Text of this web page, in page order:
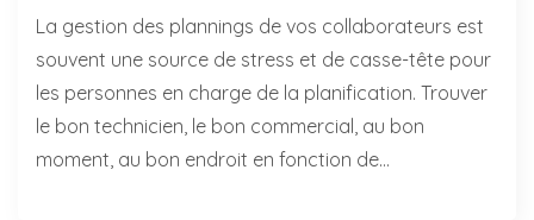
La gestion des plannings de vos collaborateurs est
souvent une source de stress et de casse-tête pour
les personnes en charge de la planification. Trouver
le bon technicien, le bon commercial, au bon
moment, au bon endroit en fonction de…